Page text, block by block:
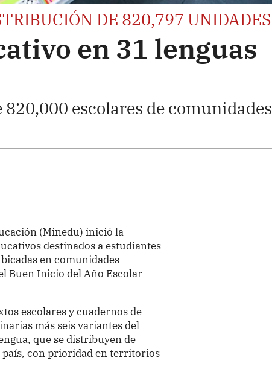
DE 820,797 UNIDADES
en 31 lenguas
escolares de comunidades
(Minedu) inició la
destinados a estudiantes
en comunidades
Buen Inicio del Año Escolar
escolares y cuadernos de
más seis variantes del
que se distribuyen de
país, con prioridad en territorios